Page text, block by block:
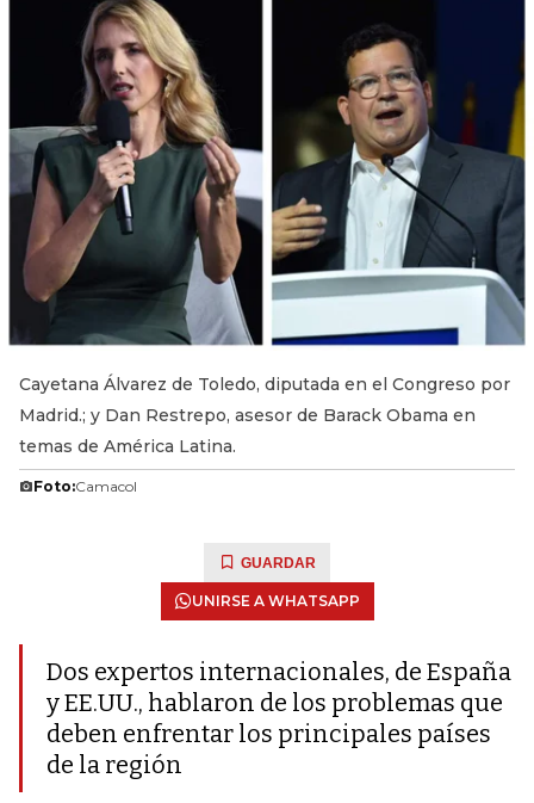
Cayetana Álvarez de Toledo, diputada en el Congreso por
Madrid.; y Dan Restrepo, asesor de Barack Obama en
temas de América Latina.
Foto:Camacol
GUARDAR
UNIRSE A WHATSAPP
Dos expertos internacionales, de España
y EE.UU., hablaron de los problemas que
deben enfrentar los principales países
de la región